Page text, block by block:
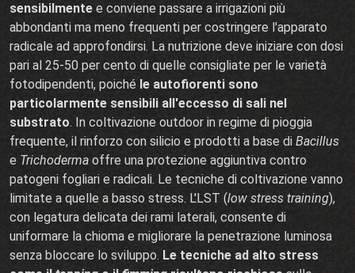
sensibilmente e conviene passare a irrigazioni più
abbondanti ma meno frequenti per costringere l'apparato
radicale ad approfondirsi. La nutrizione deve iniziare con dosi
pari al 25-50 per cento di quelle consigliate per le varietà
fotodipendenti, poiché le autofiorenti sono
particolarmente sensibili all'eccesso di sali nel
substrato. In coltivazione outdoor in regime di pioggia
frequente, il rinforzo con silicio e prodotti a base di Bacillus
e Trichoderma offre una protezione aggiuntiva contro
patogeni fogliari e radicali. Le tecniche di coltivazione vanno
limitate a quelle a basso stress. L'LST (low stress training),
con legatura delicata dei rami laterali, consente di
uniformare la chioma e migliorare la penetrazione luminosa
senza bloccare lo sviluppo. Le tecniche ad alto stress